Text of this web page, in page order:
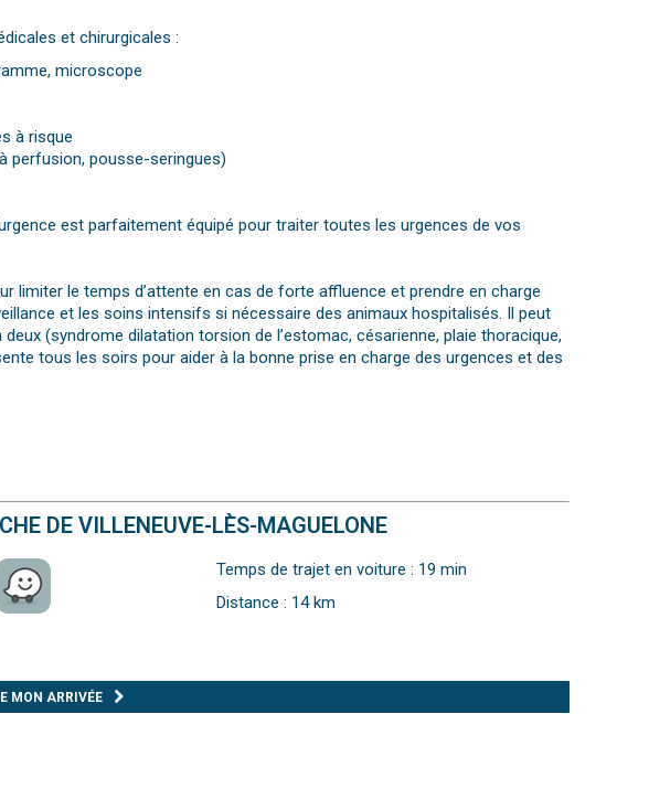
et chirurgicales :
microscope
à risque
perfusion, pousse-seringues)
est parfaitement équipé pour traiter toutes les urgences de vos
limiter le temps d’attente en cas de forte affluence et prendre en charge
et les soins intensifs si nécessaire des animaux hospitalisés. Il peut
(syndrome dilatation torsion de l’estomac, césarienne, plaie thoracique,
tous les soirs pour aider à la bonne prise en charge des urgences et des
DE VILLENEUVE-LÈS-MAGUELONE
Temps de trajet en voiture : 19 min
Distance : 14 km
MON ARRIVÉE